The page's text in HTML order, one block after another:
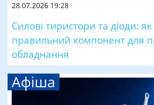
28.07.2026 19:28
Силові тиристори та діоди:
правильний компонент для
обладнання
Афіша